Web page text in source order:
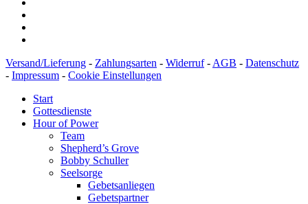
Versand/Lieferung - Zahlungsarten - Widerruf- AGB - Datenschutz
- Impressum - Cookie Einstellungen
Start
Gottesdienste
Hour of Power
Team
Shepherd’s Grove
Bobby Schuller
Seelsorge
Gebetsanliegen
Gebetspartner